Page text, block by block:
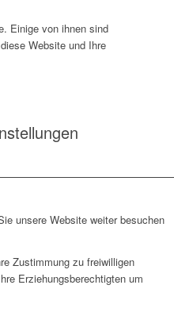
Einige von ihnen sind
Website und Ihre
unsere Website weiter besuchen
Zustimmung zu freiwilligen
Erziehungsberechtigten um